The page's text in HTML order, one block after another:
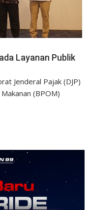
Layanan Publik
Jenderal Pajak (DJP)
(BPOM)